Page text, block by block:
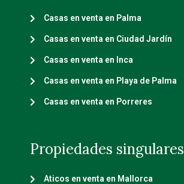
Casas en venta en Palma
Casas en venta en Ciudad Jardín
Casas en venta en Inca
Casas en venta en Playa de Palma
Casas en venta en Porreres
Propiedades singulares
Aticos en venta en Mallorca